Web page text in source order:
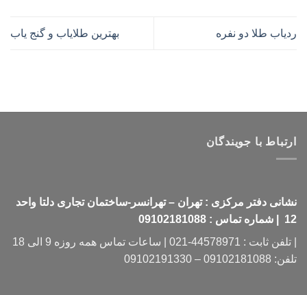
ردیاب طلا دو نفره بهترین طلایاب و گنج یاب
ارتباط با جویندگان
نشانی دفتر مرکزی : تهران – تهرانسر-ساختمان تجاری دلتا واحد
12 | شماره تماس : 09102181088
| تلفن ثابت : 44578971-021 | ساعات تماس همه روزه 9 الی 18
تلفن: 09102181088 – 09102191330